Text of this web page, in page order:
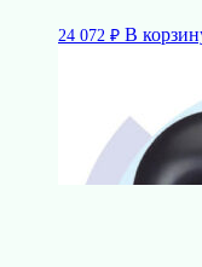
24 072 ₽ В